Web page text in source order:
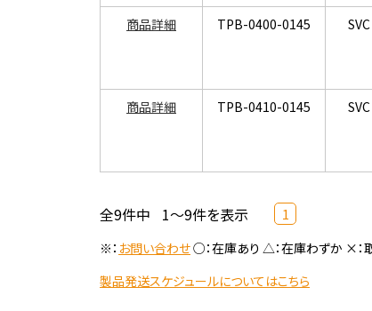
商品詳細 TPB-0400-0145 SVC
商品詳細 TPB-0410-0145 SVC
全9件中 1～9件を表示 1
※： お問い合わせ○：在庫あり △：在庫わずか ×：
製品発送スケジュールについてはこちら